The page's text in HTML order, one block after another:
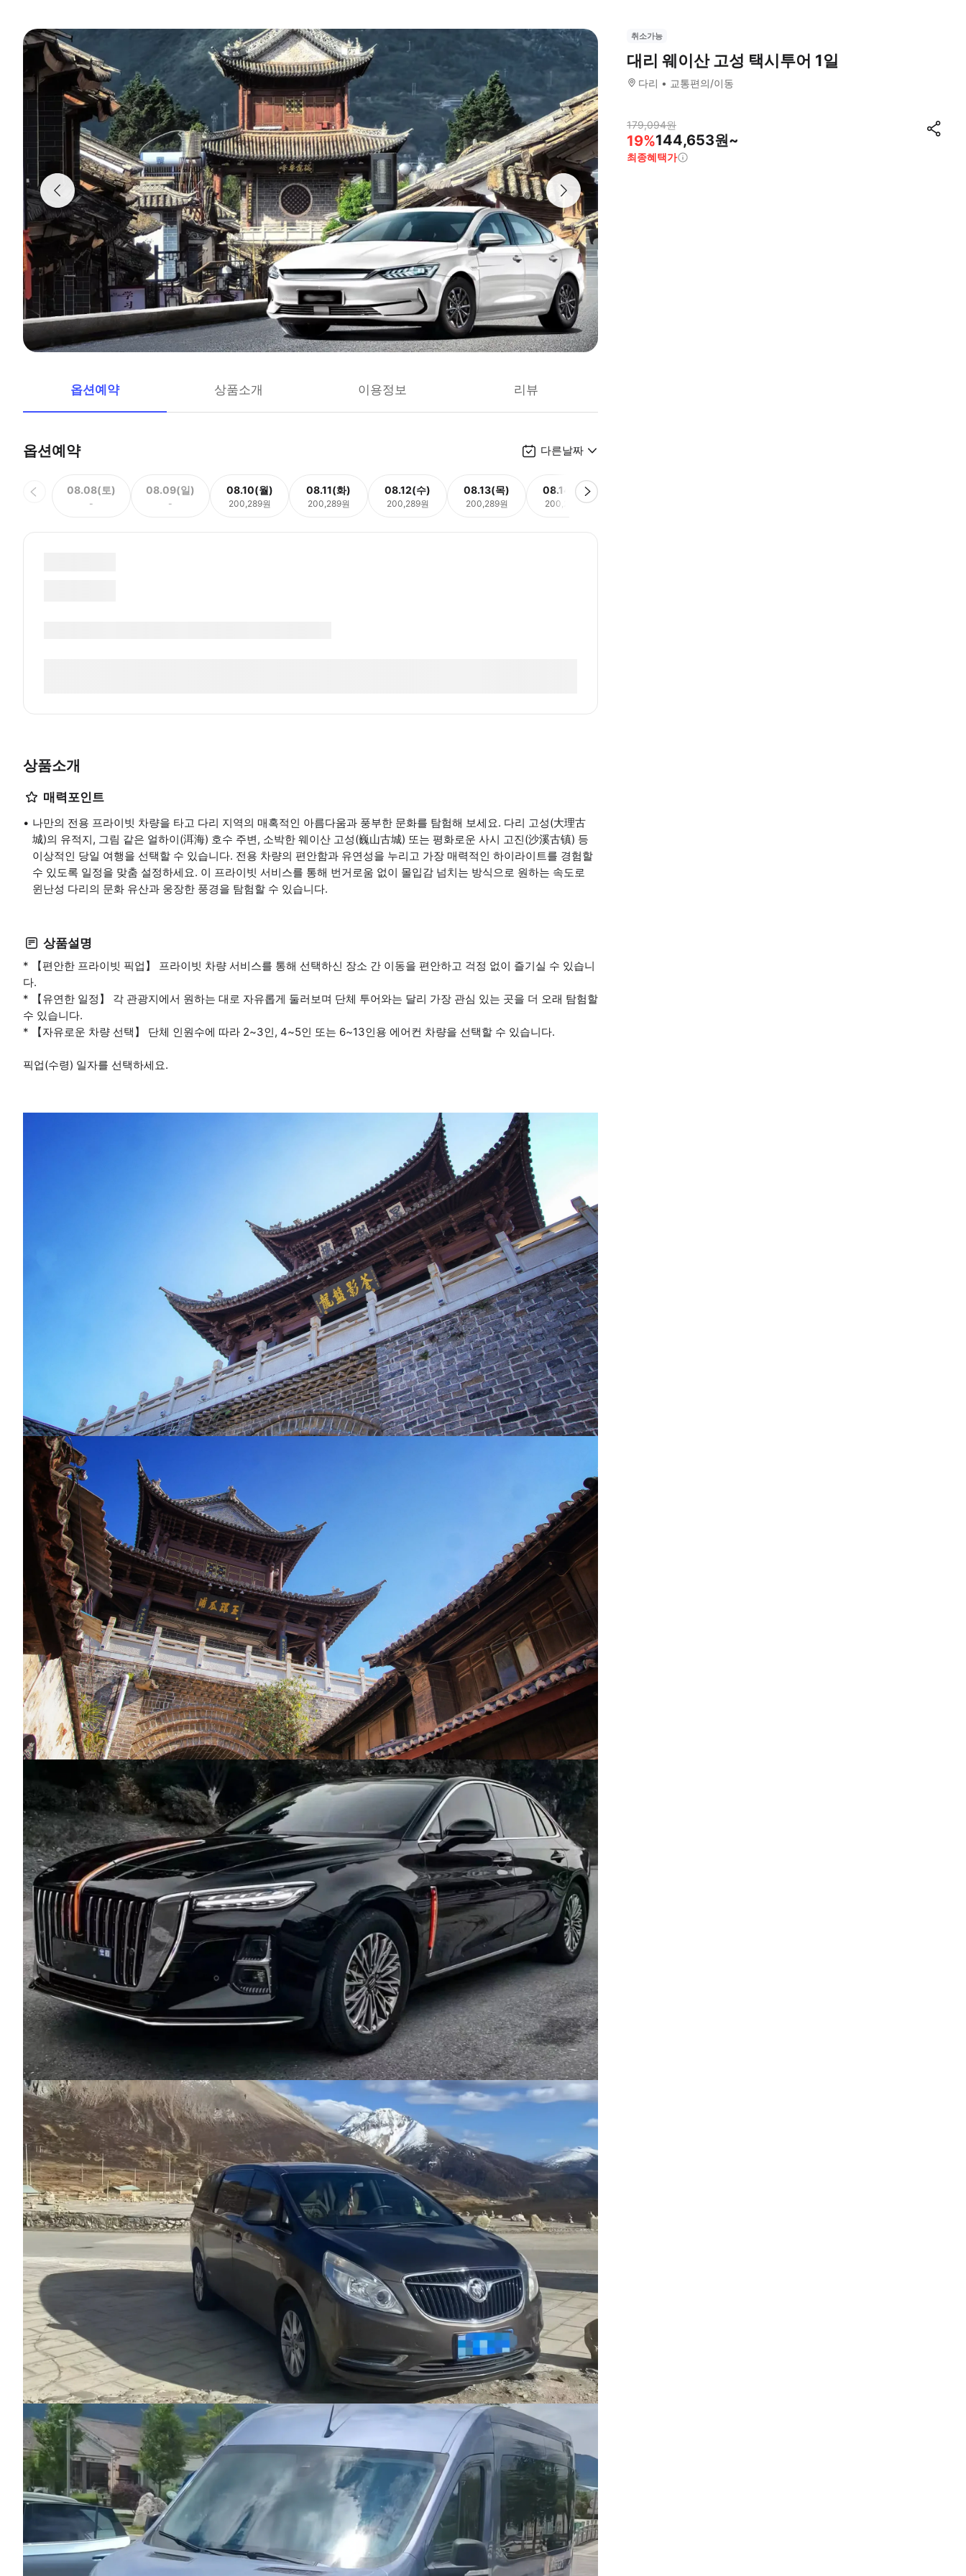
옵션예약 상품소개 이용정보 리뷰
옵션예약 다른날짜
08.08(토)
-
08.09(일)
-
08.10(월)
200,289원
08.11(화)
200,289원
08.12(수)
200,289원
08.13(목)
200,289원
08.14(금)
200,289원
상품소개
매력포인트
나만의 전용 프라이빗 차량을 타고 다리 지역의 매혹적인 아름다움과 풍부한 문화를 탐험해 보세요. 다리 고성(大理古
城)의 유적지, 그림 같은 얼하이(洱海) 호수 주변, 소박한 웨이산 고성(巍山古城) 또는 평화로운 사시 고진(沙溪古镇) 등
이상적인 당일 여행을 선택할 수 있습니다. 전용 차량의 편안함과 유연성을 누리고 가장 매력적인 하이라이트를 경험할
수 있도록 일정을 맞춤 설정하세요. 이 프라이빗 서비스를 통해 번거로움 없이 몰입감 넘치는 방식으로 원하는 속도로
윈난성 다리의 문화 유산과 웅장한 풍경을 탐험할 수 있습니다.
상품설명
* 【편안한 프라이빗 픽업】 프라이빗 차량 서비스를 통해 선택하신 장소 간 이동을 편안하고 걱정 없이 즐기실 수 있습니
다.
* 【유연한 일정】 각 관광지에서 원하는 대로 자유롭게 둘러보며 단체 투어와는 달리 가장 관심 있는 곳을 더 오래 탐험할
수 있습니다.
* 【자유로운 차량 선택】 단체 인원수에 따라 2~3인, 4~5인 또는 6~13인용 에어컨 차량을 선택할 수 있습니다.
픽업(수령) 일자를 선택하세요.
취소가능
대리 웨이산 고성 택시투어 1일
다리 교통편의/이동
179,094원
19%144,653원~
최종혜택가